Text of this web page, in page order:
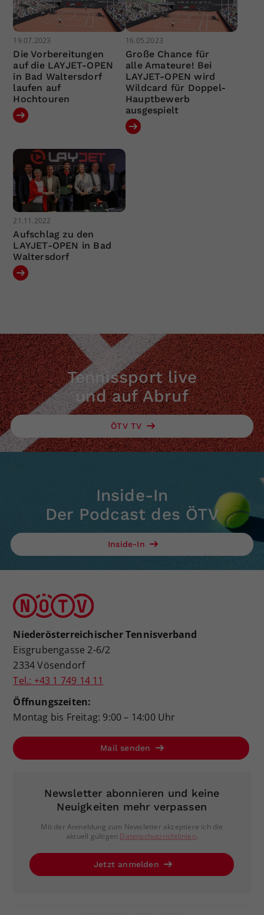
19.07.2023
Die Vorbereitungen
auf die LAYJET-OPEN
in Bad Waltersdorf
laufen auf
Hochtouren
16.05.2023
Große Chance für
alle Amateure! Bei
LAYJET-OPEN wird
Wildcard für Doppel-
Hauptbewerb
ausgespielt
21.11.2022
Aufschlag zu den
LAYJET-OPEN in Bad
Waltersdorf
Tennissport live
und auf Abruf
ÖTV TV
Inside-In
Der Podcast des ÖTV
Inside-In
Niederösterreichischer Tennisverband
Eisgrubengasse 2-6/2
2334 Vösendorf
Tel.: +43 1 749 14 11
Öffnungszeiten:
Montag bis Freitag: 9:00 – 14:00 Uhr
Mail senden
Newsletter abonnieren und keine
Neuigkeiten mehr verpassen
Mit der Anmeldung zum Newsletter akzeptiere ich die
aktuell gültigen Datenschutzrichtlinien.
Jetzt anmelden